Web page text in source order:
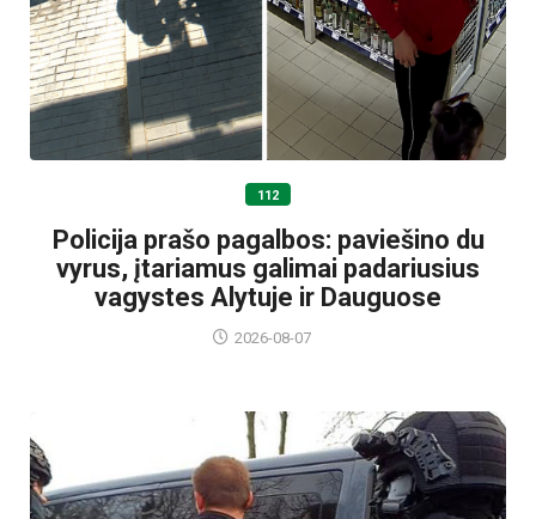
112
Policija prašo pagalbos: paviešino du
vyrus, įtariamus galimai padariusius
vagystes Alytuje ir Dauguose
2026-08-07